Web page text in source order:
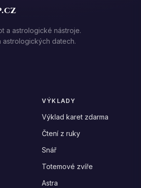
a astrologické nástroje.
astrologických datech.
VÝKLADY
Výklad karet zdarma
Čtení z ruky
Snář
Totemové zvíře
Astra